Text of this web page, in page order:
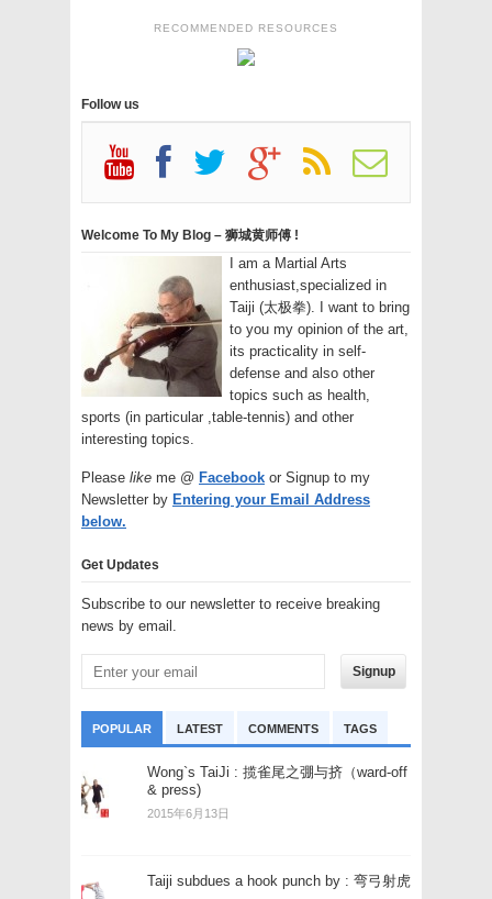
RECOMMENDED RESOURCES
Follow us
Welcome To My Blog – 狮城黄师傅 !
I am a Martial Arts
enthusiast,specialized in
Taiji (太极拳). I want to bring
to you my opinion of the art,
its practicality in self-
defense and also other
topics such as health,
sports (in particular ,table-tennis) and other
interesting topics.
Please like me @ Facebook or Signup to my
Newsletter by Entering your Email Address
below.
Get Updates
Subscribe to our newsletter to receive breaking
news by email.
Signup
POPULAR LATEST COMMENTS TAGS
Wong`s TaiJi : 揽雀尾之弸与挤（ward-off
& press)
2015年6月13日
Taiji subdues a hook punch by : 弯弓射虎